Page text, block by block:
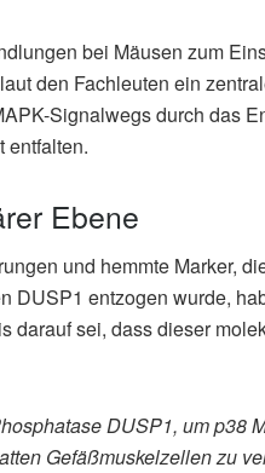
bei Mäusen zum
den Fachleuten ein
Signalwegs durch das
entfalten.
Ebene
und hemmte Marker,
DUSP1 entzogen wurde,
darauf sei, dass dieser
DUSP1, um p38
Gefäßmuskelzellen zu